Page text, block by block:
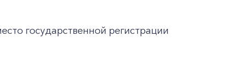
государственной регистрации